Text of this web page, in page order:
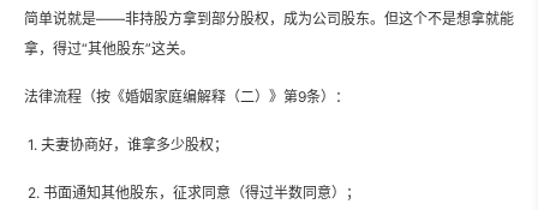
简单说就是——非持股方拿到部分股权，成为公司股东。但这个不是想拿就能
拿，得过“其他股东”这关。
法律流程（按《婚姻家庭编解释（二）》第9条）：
1. 夫妻协商好，谁拿多少股权；
2. 书面通知其他股东，征求同意（得过半数同意）；